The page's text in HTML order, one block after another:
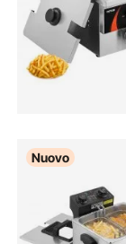
Nuovo